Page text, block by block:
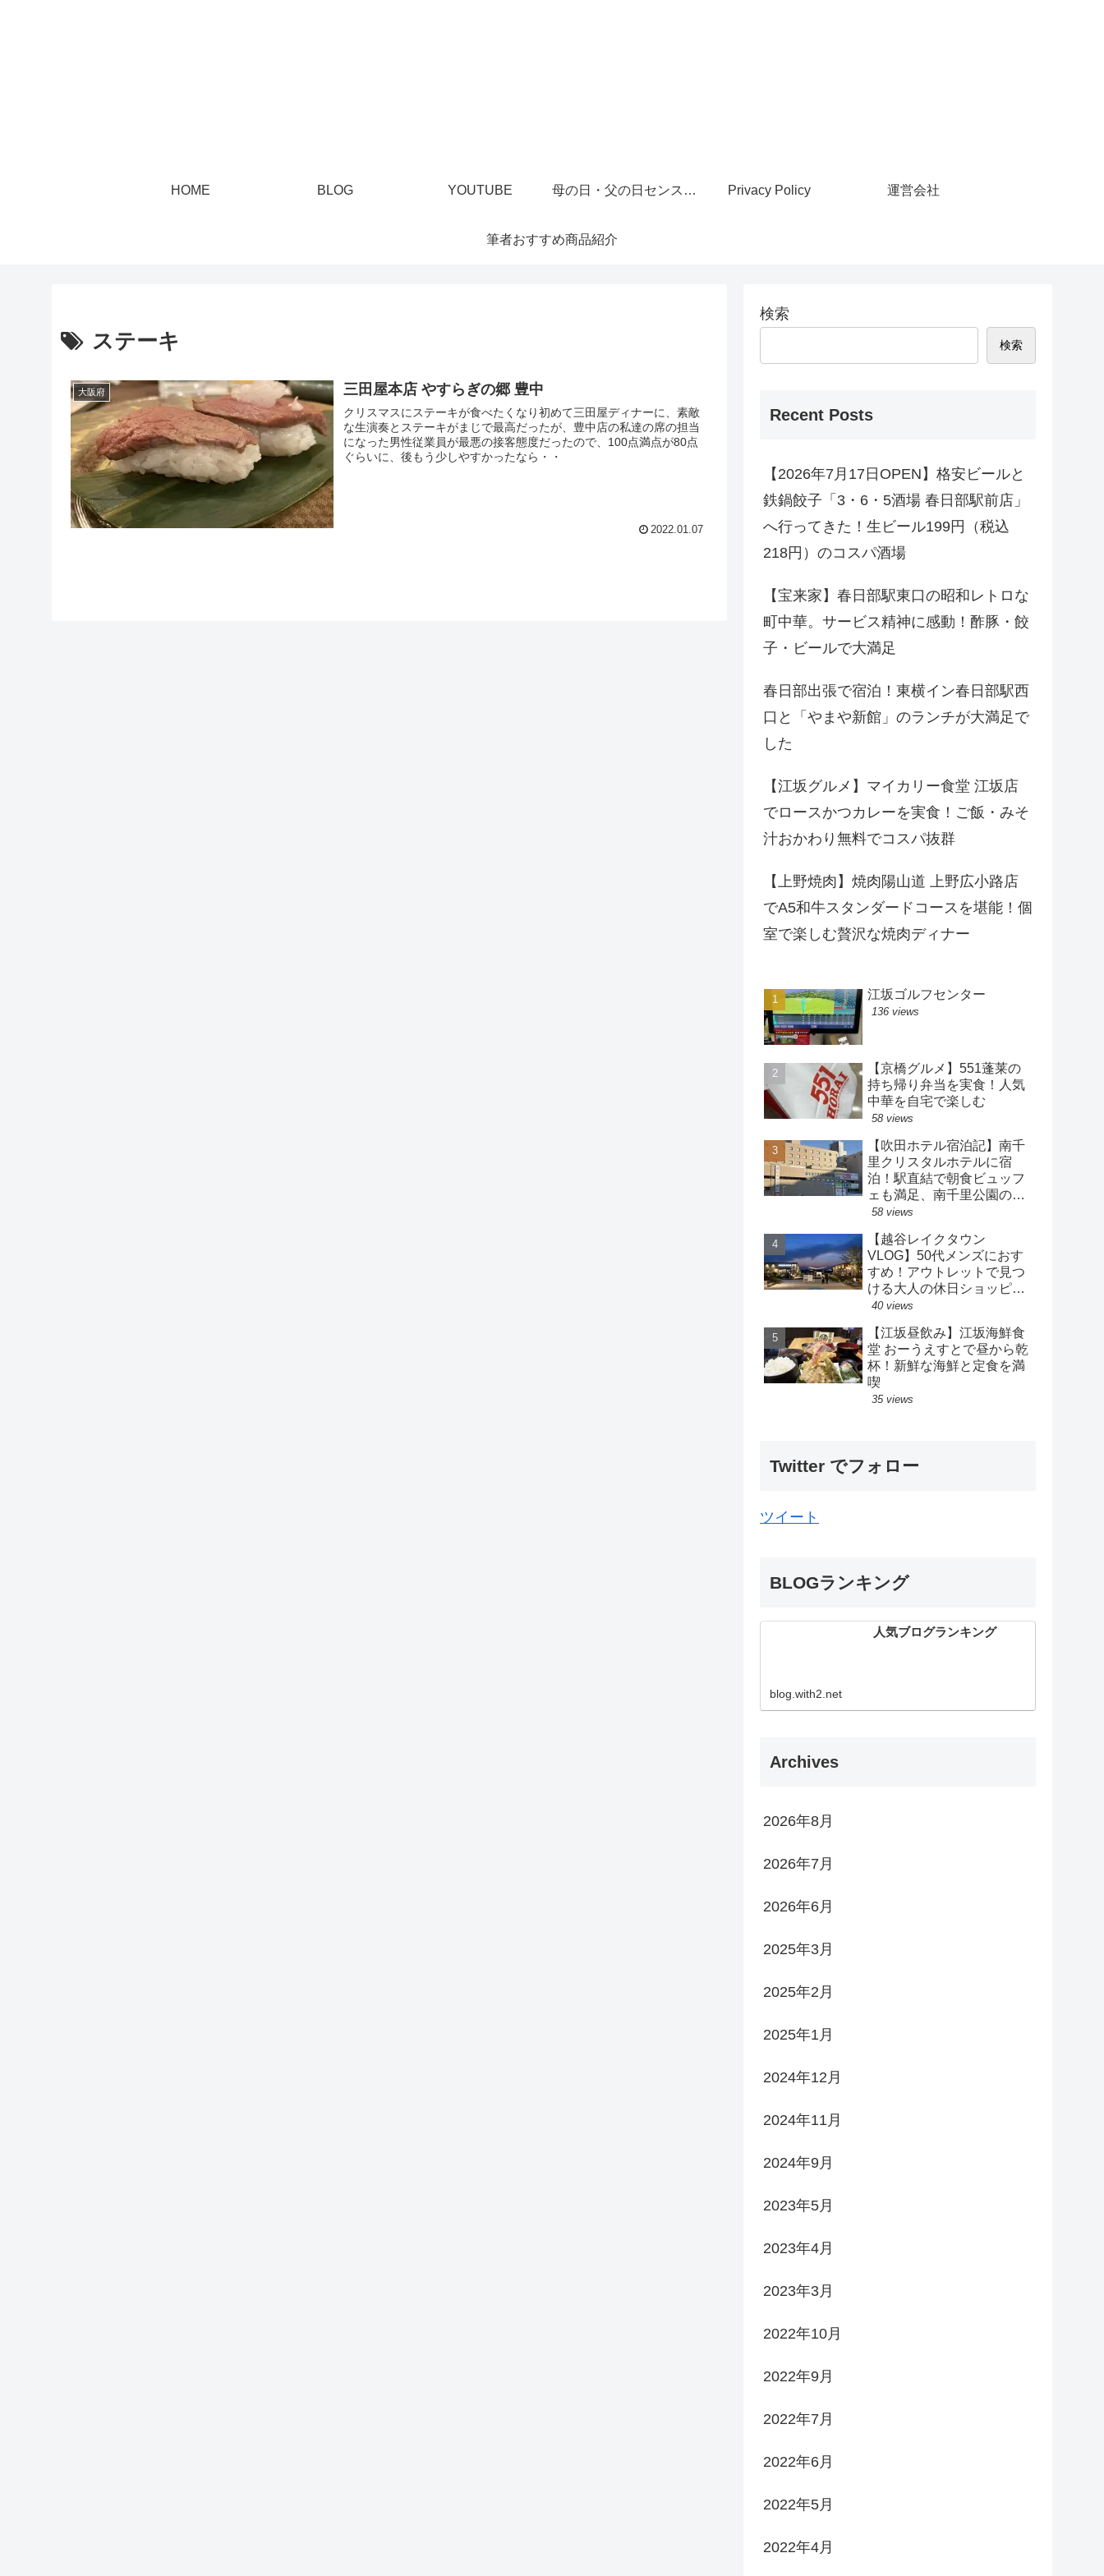
HOME BLOG YOUTUBE 母の日・父の日センスあるプレゼント Privacy Policy 運営会社
筆者おすすめ商品紹介
ステーキ
大阪府 三田屋本店 やすらぎの郷 豊中
クリスマスにステーキが食べたくなり初めて三田屋ディナーに、素敵
な生演奏とステーキがまじで最高だったが、豊中店の私達の席の担当
になった男性従業員が最悪の接客態度だったので、100点満点が80点
ぐらいに、後もう少しやすかったなら・・
2022.01.07
検索
検索
Recent Posts
【2026年7月17日OPEN】格安ビールと
鉄鍋餃子「3・6・5酒場 春日部駅前店」
へ行ってきた！生ビール199円（税込
218円）のコスパ酒場
【宝来家】春日部駅東口の昭和レトロな
町中華。サービス精神に感動！酢豚・餃
子・ビールで大満足
春日部出張で宿泊！東横イン春日部駅西
口と「やまや新館」のランチが大満足で
した
【江坂グルメ】マイカリー食堂 江坂店
でロースかつカレーを実食！ご飯・みそ
汁おかわり無料でコスパ抜群
【上野焼肉】焼肉陽山道 上野広小路店
でA5和牛スタンダードコースを堪能！個
室で楽しむ贅沢な焼肉ディナー
江坂ゴルフセンター
136 views
【京橋グルメ】551蓬莱の
持ち帰り弁当を実食！人気
中華を自宅で楽しむ
58 views
【吹田ホテル宿泊記】南千
里クリスタルホテルに宿
泊！駅直結で朝食ビュッフ
ェも満足、南千里公園の散
策も楽しめるホテル
58 views
【越谷レイクタウン
VLOG】50代メンズにおす
すめ！アウトレットで見つ
ける大人の休日ショッピン
グ
40 views
【江坂昼飲み】江坂海鮮食
堂 おーうえすとで昼から乾
杯！新鮮な海鮮と定食を満
喫
35 views
Twitter でフォロー
ツイート
BLOGランキング
人気ブログランキング
blog.with2.net
Archives
2026年8月
2026年7月
2026年6月
2025年3月
2025年2月
2025年1月
2024年12月
2024年11月
2024年9月
2023年5月
2023年4月
2023年3月
2022年10月
2022年9月
2022年7月
2022年6月
2022年5月
2022年4月